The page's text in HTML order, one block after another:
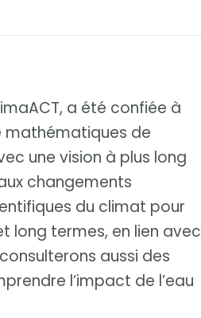
a été confiée à
mathématiques de
une vision à plus long
changements
du climat pour
long termes, en lien avec
aussi des
l’impact de l’eau